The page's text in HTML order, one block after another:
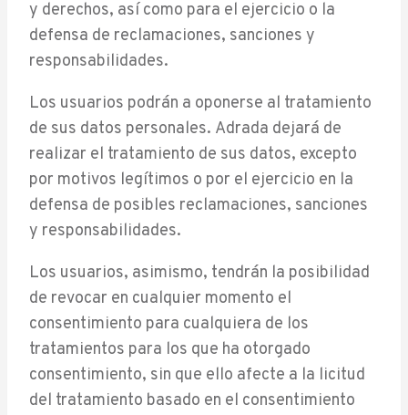
y derechos, así como para el ejercicio o la
defensa de reclamaciones, sanciones y
responsabilidades.
Los usuarios podrán a oponerse al tratamiento
de sus datos personales. Adrada dejará de
realizar el tratamiento de sus datos, excepto
por motivos legítimos o por el ejercicio en la
defensa de posibles reclamaciones, sanciones
y responsabilidades.
Los usuarios, asimismo, tendrán la posibilidad
de revocar en cualquier momento el
consentimiento para cualquiera de los
tratamientos para los que ha otorgado
consentimiento, sin que ello afecte a la licitud
del tratamiento basado en el consentimiento